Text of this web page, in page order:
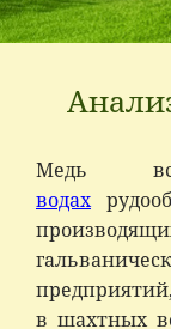
Медь
водах
в шахтных